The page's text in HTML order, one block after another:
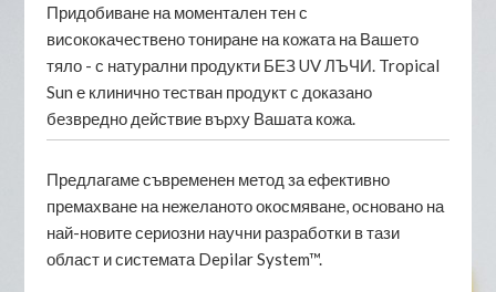
Придобиване на моментален тен с
висококачествено тониране на кожата на Вашето
тяло - с натурални продукти БЕЗ UV ЛЪЧИ. Tropical
Sun е клинично тестван продукт с доказано
безвредно действие върху Вашата кожа.
Предлагаме съвременен метод за ефективно
премахване на нежеланото окосмяване, основано на
най-новите сериозни научни разработки в тази
област и системата Depilar System™.